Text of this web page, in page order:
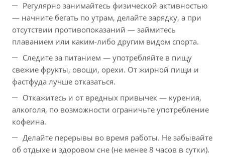
Регулярно занимайтесь физической активностью
— начните бегать по утрам, делайте зарядку, а при
отсутствии противопоказаний — займитесь
плаванием или каким-либо другим видом спорта.
Следите за питанием — употребляйте в пищу
свежие фрукты, овощи, орехи. От жирной пищи и
фастфуда лучше отказаться.
Откажитесь и от вредных привычек — курения,
алкоголя, по возможности ограничьте употребление
кофеина.
Делайте перерывы во время работы. Не забывайте
об отдыхе и здоровом сне (не менее 8 часов в сутки).